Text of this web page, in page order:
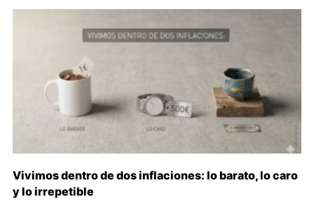
Vivimos dentro de dos inflaciones: lo barato, lo caro
y lo irrepetible